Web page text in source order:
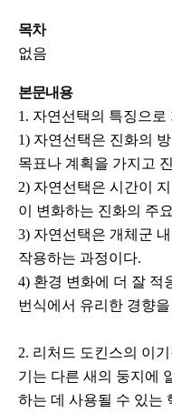
목차
없음
본문내용
1. 자연선택의 특징으
1) 자연선택은 진화의
목표나 계획을 가지고
2) 자연선택은 시간이
이 변화하는 진화의 주
3) 자연선택은 개체군
작용하는 과정이다.
4) 환경 변화에 더 잘 적
번식에서 유리한 경향
2. 리처드 도킨스의 이
기는 다른 새의 둥지에
하는 데 사용될 수 있는